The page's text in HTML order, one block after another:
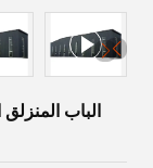
الباب